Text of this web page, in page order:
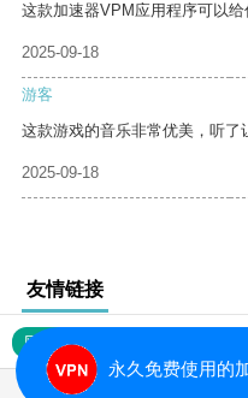
这款加速器VPM应用程序可以给
2025-09-18
游客
这款游戏的音乐非常优美，听了
2025-09-18
友情链接
网站地图
永久免费使用的